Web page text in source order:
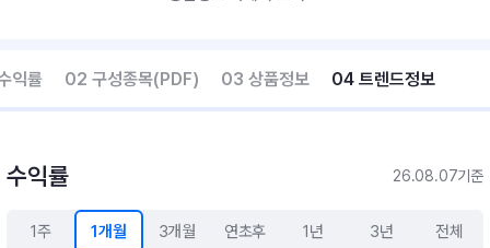
익률 02 구성종목(PDF) 03 상품정보 04 트렌드정보
수익률 26.08.07기준
1주 1개월 3개월 연초후 1년 3년 전체